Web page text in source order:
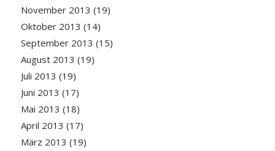
November 2013 (19)
Oktober 2013 (14)
September 2013 (15)
August 2013 (19)
Juli 2013 (19)
Juni 2013 (17)
Mai 2013 (18)
April 2013 (17)
März 2013 (19)